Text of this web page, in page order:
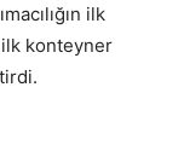
ilk
ilk konteyner